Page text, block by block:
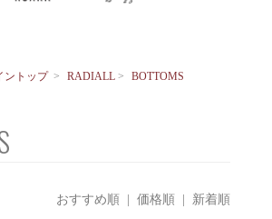
ントップ > RADIALL> BOTTOMS
おすすめ順 価格順 | 新着順